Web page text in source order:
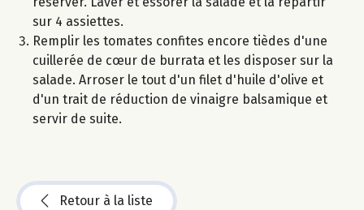
sur 4 assiettes.
Remplir les tomates confites encore tièdes d'une
cuillerée de cœur de burrata et les disposer sur la
salade. Arroser le tout d'un filet d'huile d'olive et
d'un trait de réduction de vinaigre balsamique et
servir de suite.
Retour à la liste